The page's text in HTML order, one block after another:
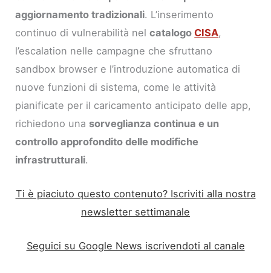
aggiornamento tradizionali. L’inserimento
continuo di vulnerabilità nelcatalogoCISA,
l’escalation nelle campagne che sfruttano
sandbox browser e l’introduzione automatica di
nuove funzioni di sistema, come le attività
pianificate per il caricamento anticipato delle app,
richiedono una sorveglianza continua e un
controllo approfondito delle modifiche
infrastrutturali.
Ti è piaciuto questo contenuto? Iscriviti alla nostra
newsletter settimanale
Seguici su Google News iscrivendoti al canale